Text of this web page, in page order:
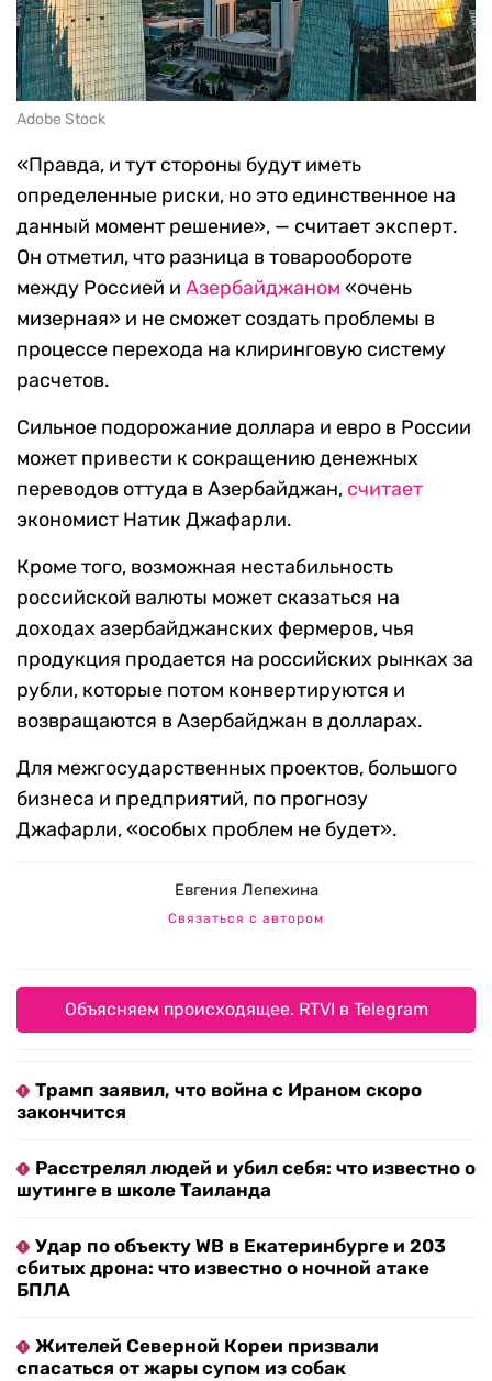
Adobe Stock
«Правда, и тут стороны будут иметь
определенные риски, но это единственное на
данный момент решение», — считает эксперт.
Он отметил, что разница в товарообороте
между Россией и Азербайджаном «очень
мизерная» и не сможет создать проблемы в
процессе перехода на клиринговую систему
расчетов.
Сильное подорожание доллара и евро в России
может привести к сокращению денежных
переводов оттуда в Азербайджан, считает
экономист Натик Джафарли.
Кроме того, возможная нестабильность
российской валюты может сказаться на
доходах азербайджанских фермеров, чья
продукция продается на российских рынках за
рубли, которые потом конвертируются и
возвращаются в Азербайджан в долларах.
Для межгосударственных проектов, большого
бизнеса и предприятий, по прогнозу
Джафарли, «особых проблем не будет».
Евгения Лепехина
Связаться с автором
Объясняем происходящее. RTVI в Telegram
Трамп заявил, что война с Ираном скоро
закончится
Расстрелял людей и убил себя: что известно о
шутинге в школе Таиланда
Удар по объекту WB в Екатеринбурге и 203
сбитых дрона: что известно о ночной атаке
БПЛА
Жителей Северной Кореи призвали
спасаться от жары супом из собак